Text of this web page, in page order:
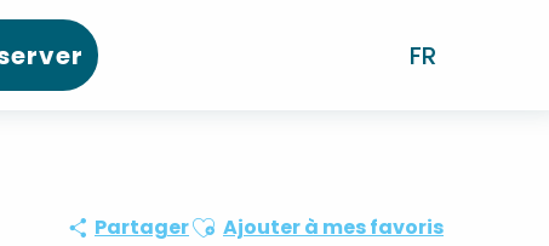
FR
PartagerAjouter aux favoris
Ajouter à mes favoris